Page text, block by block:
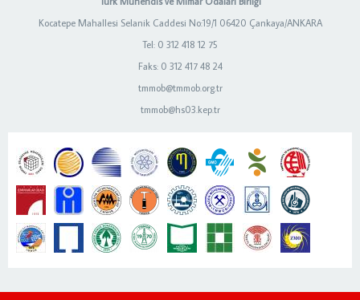
Kocatepe Mahallesi Selanik Caddesi No:19/1 06420 Çankaya/ANKARA
Tel: 0 312 418 12 75
Faks: 0 312 417 48 24
tmmob@tmmob.org.tr
tmmob@hs03.kep.tr